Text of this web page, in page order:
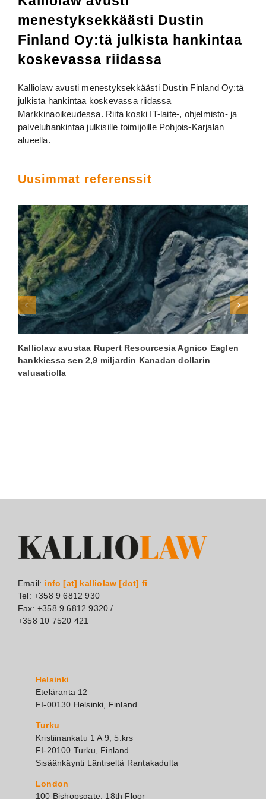
menestyksekkäästi Dustin
Finland Oy:tä julkista hankintaa
koskevassa riidassa
Kalliolaw avusti menestyksekkäästi Dustin Finland Oy:tä
julkista hankintaa koskevassa riidassa
Markkinaoikeudessa. Riita koski IT-laite-, ohjelmisto- ja
palveluhankintaa julkisille toimijoille Pohjois-Karjalan
alueella.
Uusimmat referenssit
Kalliolaw avustaa Rupert Resourcesia Agnico Eaglen
hankkiessa sen 2,9 miljardin Kanadan dollarin
valuaatiolla
Email: info [at] kalliolaw [dot] fi
Tel: +358 9 6812 930
Fax: +358 9 6812 9320 /
+358 10 7520 421
Helsinki
Eteläranta 12
FI-00130 Helsinki, Finland
Turku
Kristiinankatu 1 A 9, 5.krs
FI-20100 Turku, Finland
Sisäänkäynti Läntiseltä Rantakadulta
London
100 Bishopsgate, 18th Floor